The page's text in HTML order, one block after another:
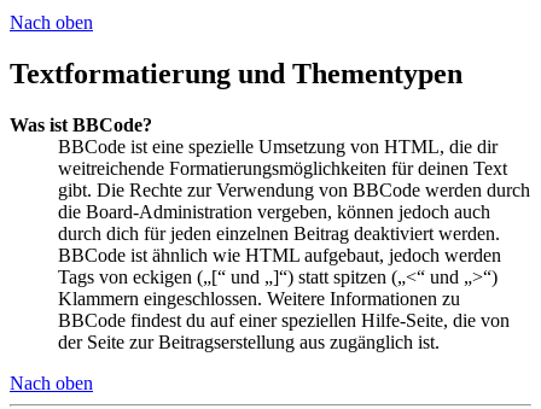
Nach oben
Textformatierung und Thementypen
Was ist BBCode?
BBCode ist eine spezielle Umsetzung von HTML, die dir
weitreichende Formatierungsmöglichkeiten für deinen Text
gibt. Die Rechte zur Verwendung von BBCode werden durch
die Board-Administration vergeben, können jedoch auch
durch dich für jeden einzelnen Beitrag deaktiviert werden.
BBCode ist ähnlich wie HTML aufgebaut, jedoch werden
Tags von eckigen („[“ und „]“) statt spitzen („<“ und „>“)
Klammern eingeschlossen. Weitere Informationen zu
BBCode findest du auf einer speziellen Hilfe-Seite, die von
der Seite zur Beitragserstellung aus zugänglich ist.
Nach oben